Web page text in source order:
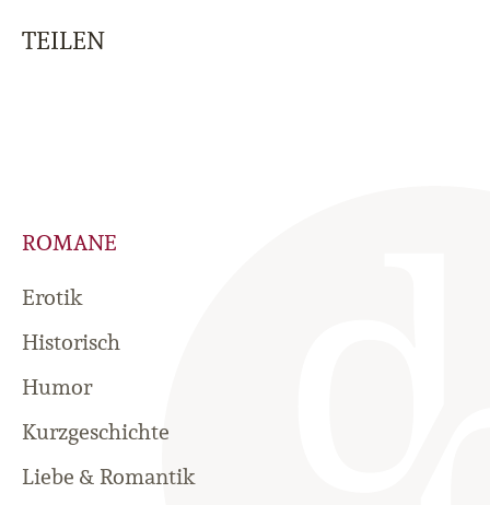
TEILEN
ROMANE
Erotik
Historisch
Humor
Kurzgeschichte
Liebe & Romantik